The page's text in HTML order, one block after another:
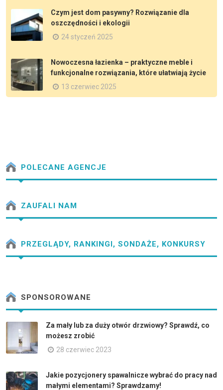
Czym jest dom pasywny? Rozwiązanie dla
oszczędności i ekologii
24 styczeń 2025
Nowoczesna łazienka – praktyczne meble i
funkcjonalne rozwiązania, które ułatwiają życie
13 czerwiec 2025
POLECANE AGENCJE
ZAUFALI NAM
PRZEGLĄDY, RANKINGI, SONDAŻE, KONKURSY
SPONSOROWANE
Za mały lub za duży otwór drzwiowy? Sprawdź, co
możesz zrobić
28 czerwiec 2023
Jakie pozycjonery spawalnicze wybrać do pracy nad
małymi elementami? Sprawdzamy!